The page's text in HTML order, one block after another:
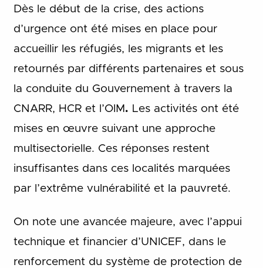
Dès le début de la crise, des actions
d’urgence ont été mises en place pour
accueillir les réfugiés, les migrants et les
retournés par différents partenaires et sous
la conduite du Gouvernement à travers la
CNARR, HCR et l’OIM . Les activités ont été
mises en œuvre suivant une approche
multisectorielle. Ces réponses restent
insuffisantes dans ces localités marquées
par l’extrême vulnérabilité et la pauvreté.
On note une avancée majeure, avec l’appui
technique et financier d’UNICEF, dans le
renforcement du système de protection de